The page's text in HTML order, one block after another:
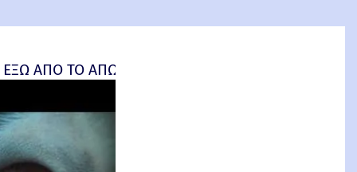
Brand New Day) Review
ΕΞΩ ΑΠΟ ΤΟ ΑΠΩΤΕΡΟ (Insidious: Out of the